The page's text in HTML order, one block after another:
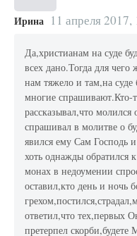
Ирина 11 апреля 2017,
Да,христианам на суде
всех дано.Тогда для чего
нам тяжело и там,на суде
многие спрашивают.Кто-
рассказывал,что
спрашивал в молитве о
явился ему Сам Господь
хоть однажды обратился
монах в недоумении
оставил,кто день и ночь
ответил,что тех,первых
претерпел